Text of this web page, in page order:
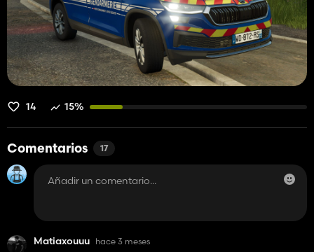
14 15%
Comentarios 17
Matiaxouuu hace 3 meses